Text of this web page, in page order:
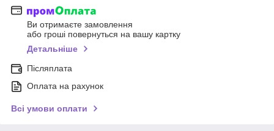
Ви отримаєте замовлення
або гроші повернуться на вашу картку
Детальніше
Післяплата
Оплата на рахунок
Всі умови оплати